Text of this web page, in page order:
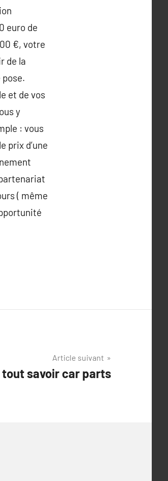
euro de
€, votre
de la
et de vos
y
: vous
prix d’une
( même
Article suivant
tout savoir car parts